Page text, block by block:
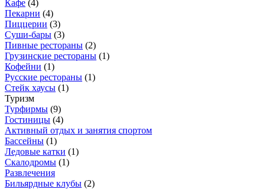
Кафе (4)
Пекарни (4)
Пиццерии (3)
Суши-бары (3)
Пивные рестораны (2)
Грузинские рестораны (1)
Кофейни (1)
Русские рестораны (1)
Стейк хаусы (1)
Туризм
Турфирмы (9)
Гостиницы (4)
Активный отдых и занятия спортом
Бассейны (1)
Ледовые катки (1)
Скалодромы (1)
Развлечения
Бильярдные клубы (2)